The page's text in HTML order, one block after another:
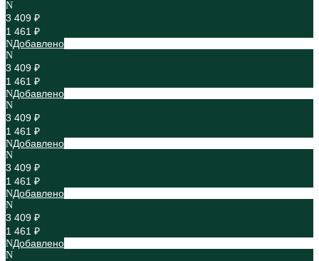
3 409 ₽
1 461 ₽
Добавлено
3 409 ₽
1 461 ₽
Добавлено
3 409 ₽
1 461 ₽
Добавлено
3 409 ₽
1 461 ₽
Добавлено
3 409 ₽
1 461 ₽
Добавлено